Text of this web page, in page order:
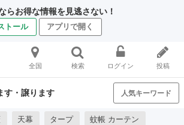
らお得な情報を見逃さない！
トール アプリで開く
全国 検索 ログイン 投稿
す・譲ります 人気キーワード
天幕 タープ 蚊帳 カーテン